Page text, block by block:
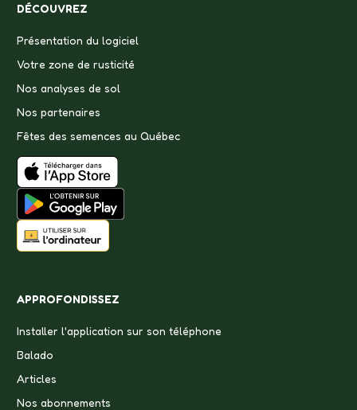
DÉCOUVREZ
Présentation du logiciel
Votre zone de rusticité
Nos analyses de sol
Nos partenaires
Fêtes des semences au Québec
APPROFONDISSEZ
Installer l'application sur son téléphone
Balado
Articles
Nos abonnements